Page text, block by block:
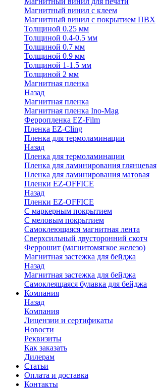
Магнитный винил с клеем
Магнитный винил с покрытием ПВХ
Толщиной 0.25 мм
Толщиной 0.4-0.5 мм
Толщиной 0.7 мм
Толщиной 0.9 мм
Толщиной 1-1.5 мм
Толщиной 2 мм
Магнитная пленка
Назад
Магнитная пленка
Магнитная пленка Ino-Mag
Ферропленка EZ-Film
Пленка EZ-Cling
Пленка для термоламинации
Назад
Пленка для термоламинации
Пленка для ламинирования глянцевая
Пленка для ламинирования матовая
Пленки EZ-OFFICE
Назад
Пленки EZ-OFFICE
С маркерным покрытием
С меловым покрытием
Самоклеющаяся магнитная лента
Сверхсильный двусторонний скотч
Феррошит (магнитомягкое железо)
Магнитная застежка для бейджа
Назад
Магнитная застежка для бейджа
Самоклеящаяся булавка для бейджа
Компания
Назад
Компания
Лицензии и сертификаты
Новости
Реквизиты
Как заказать
Дилерам
Статьи
Оплата и доставка
Контакты